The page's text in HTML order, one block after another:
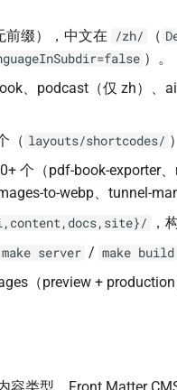
前缀），中文在 /zh/ （
）。
、podcast（仅 zh）、
（ layouts/shortcodes/
个（pdf-book-exporter
to-webp、tunnel-
，
make server / make build
（preview + production